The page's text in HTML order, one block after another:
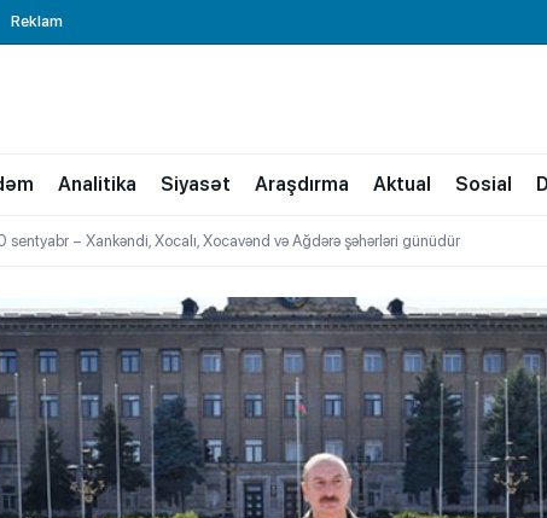
Reklam
Analitika Siyasət Araşdırma Aktual Sosial
sentyabr – Xankəndi, Xocalı, Xocavənd və Ağdərə şəhərləri günüdür